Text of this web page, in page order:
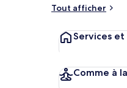
Tout afficher
Services
Comme à